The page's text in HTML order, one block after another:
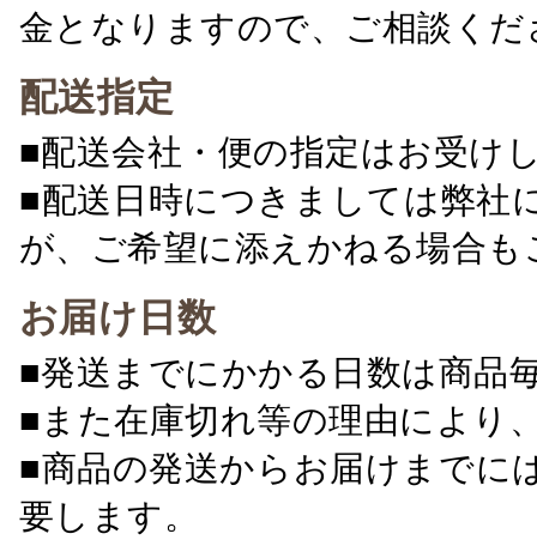
金となりますので、ご相談くだ
配送指定
■配送会社・便の指定はお受け
■配送日時につきましては弊社
が、ご希望に添えかねる場合
お届け日数
■発送までにかかる日数は商品
■また在庫切れ等の理由により
■商品の発送からお届けまでに
要します。